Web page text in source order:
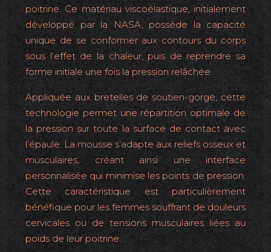
poitrine. Ce matériau viscoélastique, initialement
développé par la NASA, possède la capacité
unique de se conformer aux contours du corps
sous l’effet de la chaleur, puis de reprendre sa
forme initiale une fois la pression relâchée.
Appliquée aux bretelles de soutien-gorge, cette
technologie permet une répartition optimale de
la pression sur toute la surface de contact avec
l’épaule. La mousse s’adapte aux reliefs osseux et
musculaires, créant ainsi une interface
personnalisée qui minimise les points de pression.
Cette caractéristique est particulièrement
bénéfique pour les femmes souffrant de douleurs
cervicales ou de tensions musculaires liées au
poids de leur poitrine.